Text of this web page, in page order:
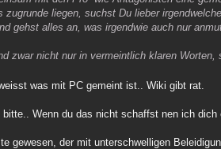
liegen, suchst Du lieber
gehst alles an, was irgendwie auch nur
zwar nicht nur in vermeintlich klaren Worten,
was mit PC gemeint ist.. Wiki gibt rat.
Wenn du das nicht schaffst nen ich dich
gewesen, der mit unterschwelligen